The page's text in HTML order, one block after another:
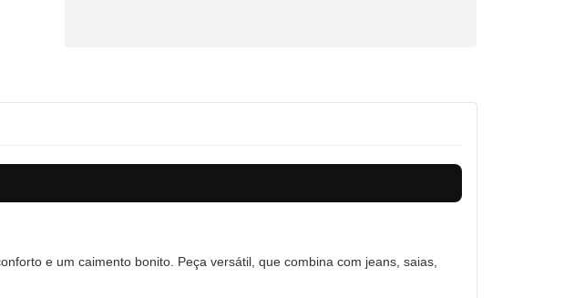
e um caimento bonito. Peça versátil, que combina com jeans, saias,